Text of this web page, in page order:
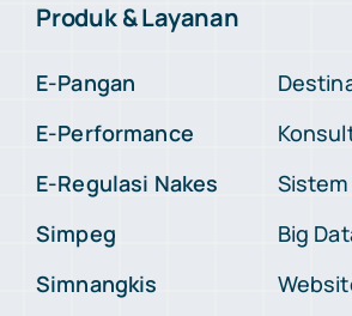
Produk & Layanan
E-Pangan
E-Performance
E-Regulasi Nakes
Simpeg
Simnangkis
Big